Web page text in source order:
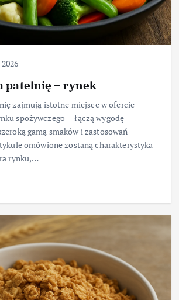
patelnię – rynek
zajmują istotne miejsce w ofercie
spożywczego — łączą wygodę
gamą smaków i zastosowań
omówione zostaną charakterystyka
rynku,…